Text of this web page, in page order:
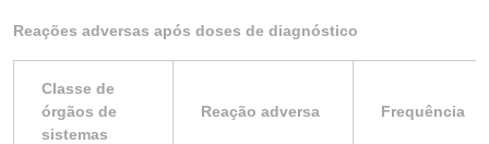
Reações adversas após doses de diagnóstico
Classe de
órgãos de
sistemas
Reação adversa Frequência